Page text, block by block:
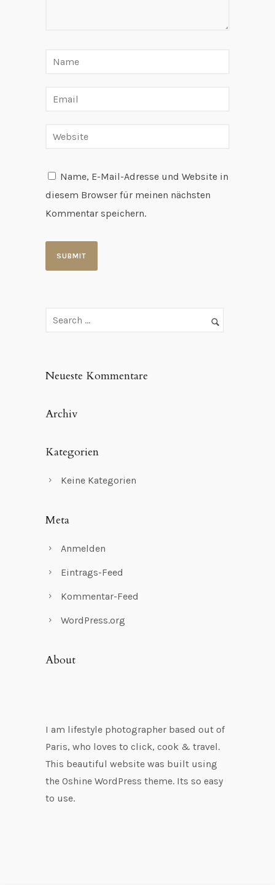
Name, E-Mail-Adresse und Website in
diesem Browser für meinen nächsten
Kommentar speichern.
Neueste Kommentare
Archiv
Kategorien
Keine Kategorien
Meta
Anmelden
Eintrags-Feed
Kommentar-Feed
WordPress.org
About
I am lifestyle photographer based out of
Paris, who loves to click, cook & travel.
This beautiful website was built using
the Oshine WordPress theme. Its so easy
to use.